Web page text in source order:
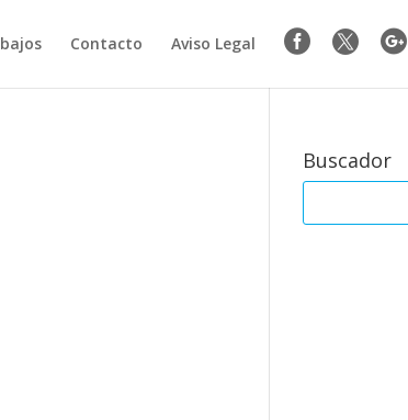
Contacto Aviso Legal   
Buscador